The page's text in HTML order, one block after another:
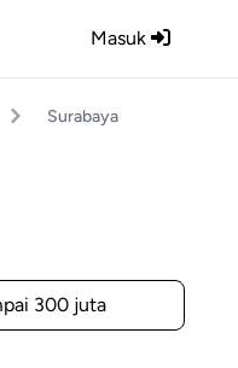
Masuk
Surabaya
300 juta